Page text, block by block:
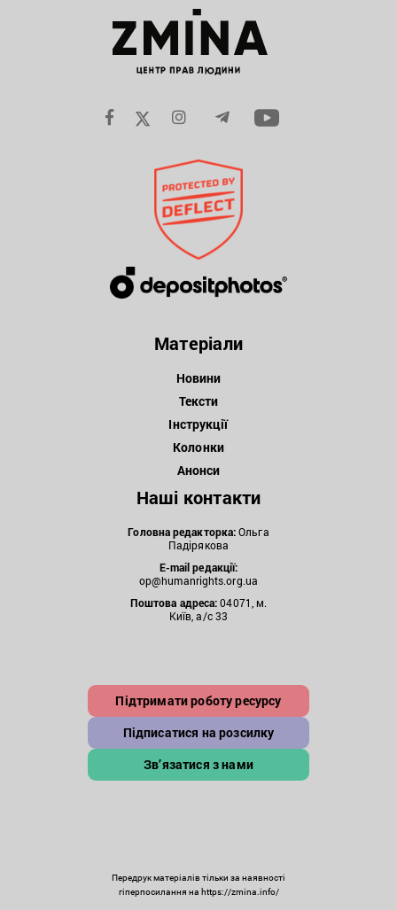
Матеріали
Новини
Тексти
Інструкції
Колонки
Анонси
Наші контакти
Головна редакторка:Ольга
Падірякова
E-mail редакції:
op@humanrights.org.ua
Поштова адреса:04071, м.
Київ, а/с 33
Підтримати роботу ресурсу
Підписатися на розсилку
Зв’язатися з нами
Передрук матеріалів тільки за наявності
гіперпосилання на https://zmina.info/